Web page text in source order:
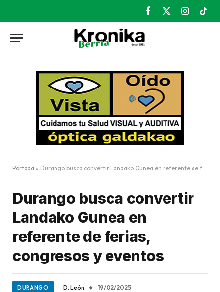
Facebook
X
Instagram
Portada » Durango busca convertir Landako Gunea en referente de ferias, congresos y eventos
Durango busca convertir
Landako Gunea en
referente de ferias,
congresos y eventos
DURANGO D. León 19/02/2025